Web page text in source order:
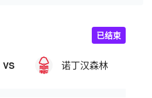
VS 诺丁汉森林
已结束